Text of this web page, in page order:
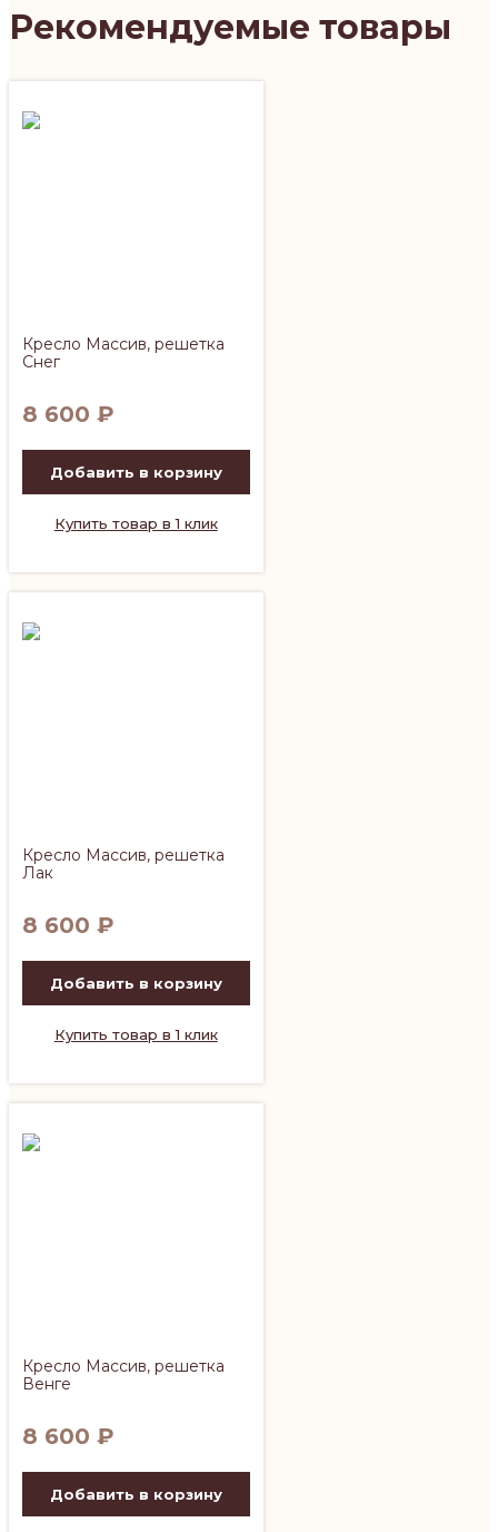
Рекомендуемые товары
Кресло Массив, решетка
Снег
8 600 ₽
Добавить в корзину
Купить товар в 1 клик
Кресло Массив, решетка
Лак
8 600 ₽
Добавить в корзину
Купить товар в 1 клик
Кресло Массив, решетка
Венге
8 600 ₽
Добавить в корзину